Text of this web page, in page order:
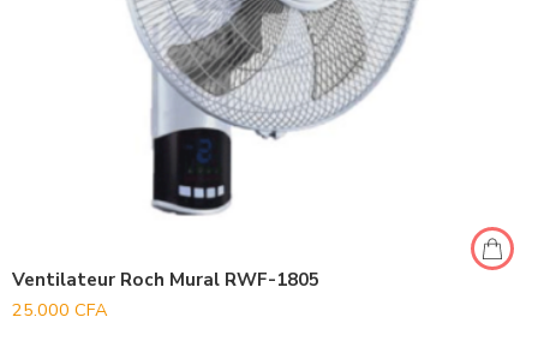
Ventilateur Roch Mural RWF-1805
25.000 CFA